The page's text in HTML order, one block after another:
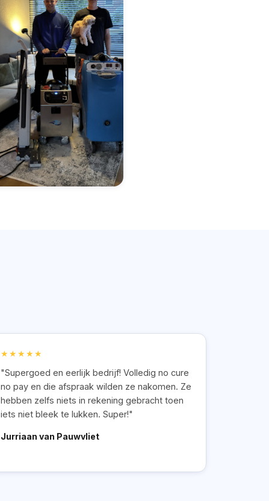
★★★★★
"Supergoed en eerlijk bedrijf! Volledig no cure
no pay en die afspraak wilden ze nakomen. Ze
hebben zelfs niets in rekening gebracht toen
iets niet bleek te lukken. Super!"
Jurriaan van Pauwvliet